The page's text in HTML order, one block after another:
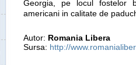
Georgia, pe locul fostelor
americani in calitate de
Autor: Romania Libera
Sursa: http://